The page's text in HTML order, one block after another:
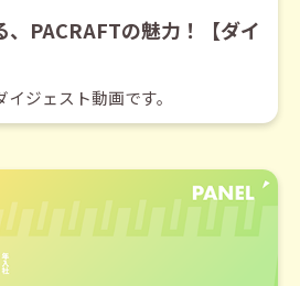
、PACRAFTの魅力！【ダイ
ジェスト動画です。